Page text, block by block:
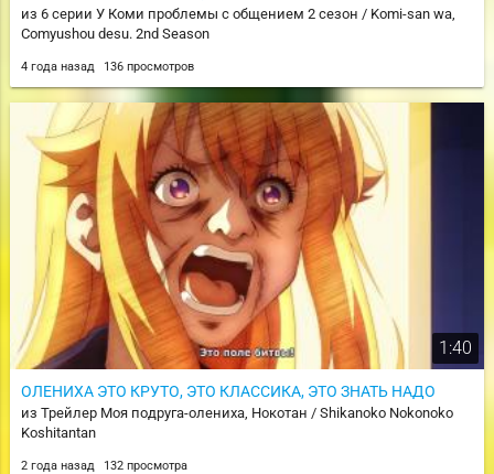
из 6 серии У Коми проблемы с общением 2 сезон / Komi-san wa,
Comyushou desu. 2nd Season
4 года назад 136 просмотров
1:40
ОЛЕНИХА ЭТО КРУТО, ЭТО КЛАССИКА, ЭТО ЗНАТЬ НАДО
из Трейлер Моя подруга-олениха, Нокотан / Shikanoko Nokonoko
Koshitantan
2 года назад 132 просмотра